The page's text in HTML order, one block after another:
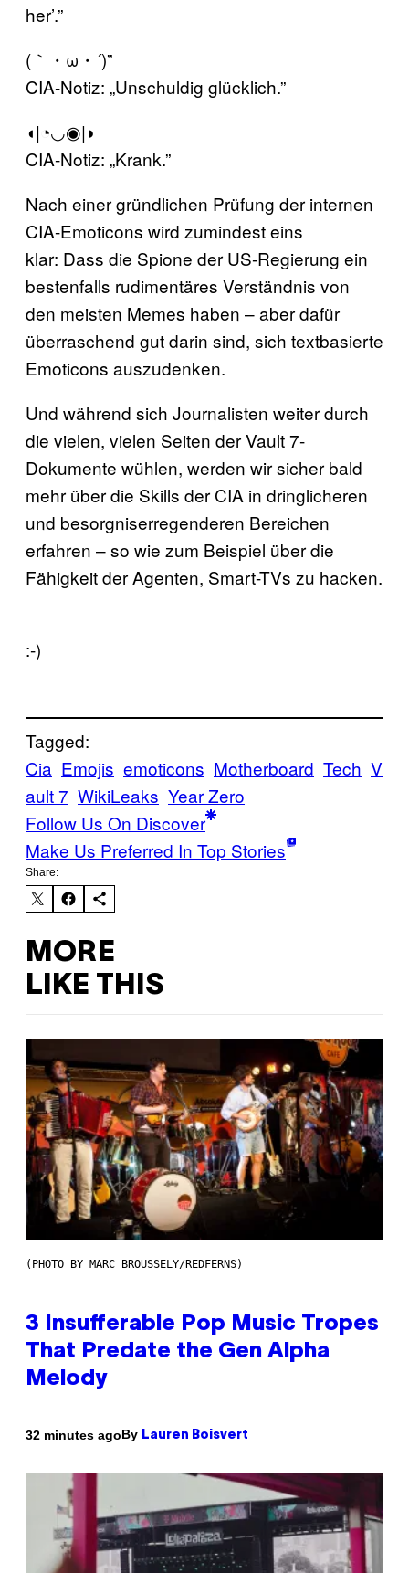
her’.”
(｀・ω・´)”
CIA-Notiz: „Unschuldig glücklich.”
◖|◔◡◉|◗
CIA-Notiz: „Krank.”
Nach einer gründlichen Prüfung der internen
CIA-Emoticons wird zumindest eins
klar: Dass die Spione der US-Regierung ein
bestenfalls rudimentäres Verständnis von
den meisten Memes haben – aber dafür
überraschend gut darin sind, sich textbasierte
Emoticons auszudenken.
Und während sich Journalisten weiter durch
die vielen, vielen Seiten der Vault 7-
Dokumente wühlen, werden wir sicher bald
mehr über die Skills der CIA in dringlicheren
und besorgniserregenderen Bereichen
erfahren – so wie zum Beispiel über die
Fähigkeit der Agenten, Smart-TVs zu hacken.
:-)
Tagged:
Cia Emojis emoticons Motherboard Tech V
ault 7 WikiLeaks Year Zero
Follow Us On Discover
Make Us Preferred In Top Stories
Share:
MORE
LIKE THIS
(PHOTO BY MARC BROUSSELY/REDFERNS)
3 Insufferable Pop Music Tropes
That Predate the Gen Alpha
Melody
32 minutes agoBy Lauren Boisvert